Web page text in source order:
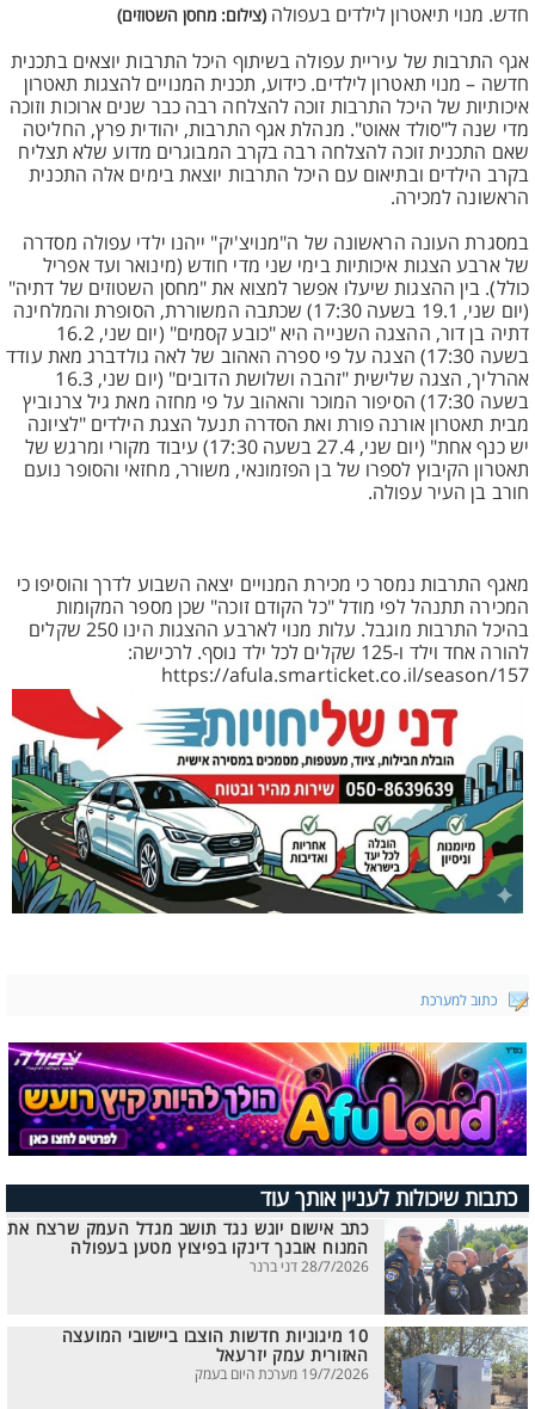
חדש. מנוי תיאטרון לילדים בעפולה (צילום: מחסן השטוזים)
אגף התרבות של עיריית עפולה בשיתוף היכל התרבות יוצאים בתכנית
חדשה – מנוי תאטרון לילדים. כידוע, תכנית המנויים להצגות תאטרון
איכותיות של היכל התרבות זוכה להצלחה רבה כבר שנים ארוכות וזוכה
מדי שנה ל"סולד אאוט". מנהלת אגף התרבות, יהודית פרץ, החליטה
שאם התכנית זוכה להצלחה רבה בקרב המבוגרים מדוע שלא תצליח
בקרב הילדים ובתיאום עם היכל התרבות יוצאת בימים אלה התכנית
הראשונה למכירה.
במסגרת העונה הראשונה של ה"מנויצ'יק" ייהנו ילדי עפולה מסדרה
של ארבע הצגות איכותיות בימי שני מדי חודש (מינואר ועד אפריל
כולל). בין ההצגות שיעלו אפשר למצוא את "מחסן השטוזים של דתיה"
(יום שני, 19.1 בשעה 17:30) שכתבה המשוררת, הסופרת והמלחינה
דתיה בן דור, ההצגה השנייה היא "כובע קסמים" (יום שני, 16.2
בשעה 17:30) הצגה על פי ספרה האהוב של לאה גולדברג מאת עודד
אהרליך, הצגה שלישית "זהבה ושלושת הדובים" (יום שני, 16.3
בשעה 17:30) הסיפור המוכר והאהוב על פי מחזה מאת גיל צרנוביץ
מבית תאטרון אורנה פורת ואת הסדרה תנעל הצגת הילדים "לציונה
יש כנף אחת" (יום שני, 27.4 בשעה 17:30) עיבוד מקורי ומרגש של
תאטרון הקיבוץ לספרו של בן הפזמונאי, משורר, מחזאי והסופר נועם
חורב בן העיר עפולה.
מאגף התרבות נמסר כי מכירת המנויים יצאה השבוע לדרך והוסיפו כי
המכירה תתנהל לפי מודל "כל הקודם זוכה" שכן מספר המקומות
בהיכל התרבות מוגבל. עלות מנוי לארבע ההצגות הינו 250 שקלים
להורה אחד וילד ו-125 שקלים לכל ילד נוסף. לרכישה:
https://afula.smarticket.co.il/season/157
כתוב למערכת
כתבות שיכולות לעניין אותך עוד
כתב אישום יוגש נגד תושב מגדל העמק שרצח את
המנוח אובנך דינקו בפיצוץ מטען בעפולה
28/7/2026 דני ברנר
10 מיגוניות חדשות הוצבו ביישובי המועצה
האזורית עמק יזרעאל
19/7/2026 מערכת היום בעמק